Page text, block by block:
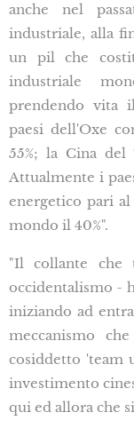
anche nel
industriale, alla
un pil che
industriale
prendendo vita
paesi dell'Oxe
55%; la Cina
Attualmente i
energetico pari al
mondo il 40%".
"Il collante che
occidentalismo -
iniziando ad
meccanismo
cosiddetto 'team
investimento
qui ed allora che